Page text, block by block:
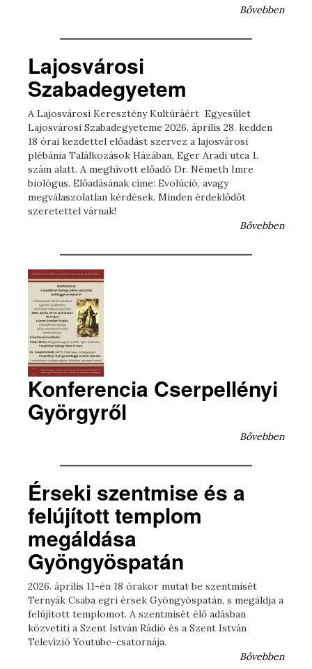
Bővebben
Lajosvárosi
Szabadegyetem
A Lajosvárosi Keresztény Kultúráért Egyesület
Lajosvárosi Szabadegyeteme 2026. április 28. kedden
18 órai kezdettel előadást szervez a lajosvárosi
plébánia Találkozások Házában, Eger Aradi utca 1.
szám alatt. A meghívott előadó Dr. Németh Imre
biológus. Előadásának címe: Evolúció, avagy
megválaszolatlan kérdések. Minden érdeklődőt
szeretettel várnak!
Bővebben
Konferencia Cserpellényi
Györgyről
Bővebben
Érseki szentmise és a
felújított templom
megáldása
Gyöngyöspatán
2026. április 11-én 18 órakor mutat be szentmisét
Ternyák Csaba egri érsek Gyöngyöspatán, s megáldja a
felújított templomot. A szentmisét élő adásban
közvetíti a Szent István Rádió és a Szent István
Televízió Youtube-csatornája.
Bővebben